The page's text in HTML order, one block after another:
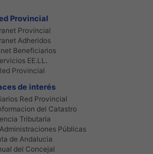
Provincial
Provincial
Adheridos
Beneficiarios
EE.LL.
Provincial
de interés
Red Provincial
del Catastro
Tributaria
Públicas
de Andalucia
del Concejal